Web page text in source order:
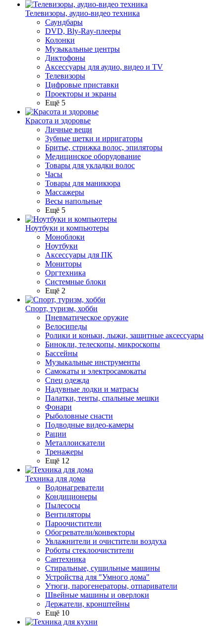
Телевизоры, аудио-видео техника
Саундбары
DVD, Bly-Ray-плееры
Колонки
Музыкальные центры
Диктофоны
Аксессуары для аудио, видео и TV
Телевизоры
Цифровые приставки
Проекторы и экраны
Ещё 5
Красота и здоровье
Личные вещи
Зубные щетки и ирригаторы
Бритье, стрижка волос, эпиляторы
Медицинское оборудование
Товары для укладки волос
Часы
Товары для маникюра
Массажеры
Весы напольные
Ещё 5
Ноутбуки и компьютеры
Моноблоки
Ноутбуки
Аксессуары для ПК
Мониторы
Оргтехника
Системные блоки
Ещё 2
Спорт, туризм, хобби
Пневматическое оружие
Велосипеды
Ролики и коньки, лыжи, защитные аксессуары
Бинокли, телескопы, микроскопы
Бассейны
Музыкальные инструменты
Самокаты и электросамокаты
Спец одежда
Надувные лодки и матрасы
Палатки, тенты, спальные мешки
Фонари
Рыболовные снасти
Подводные видео-камеры
Рации
Металлоискатели
Тренажеры
Ещё 12
Техника для дома
Водонагреватели
Кондиционеры
Пылесосы
Вентиляторы
Пароочистители
Обогреватели/конвекторы
Увлажнители и очистители воздуха
Роботы стеклоочистители
Сантехника
Стиральные, сушильные машины
Устройства для "Умного дома"
Утюги, парогенераторы, отпариватели
Швейные машины и оверлоки
Держатели, кронштейны
Ещё 10